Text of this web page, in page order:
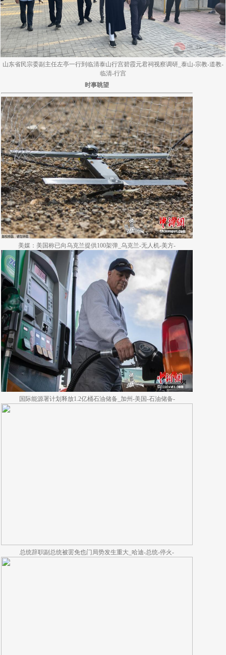
山东省民宗委副主任左亭一行到临清泰山行宫碧霞元君祠视察调研_泰山-宗教-道教-
临清-行宫
时事眺望
美媒：美国称已向乌克兰提供100架弹_乌克兰-无人机-美方-
国际能源署计划释放1.2亿桶石油储备_加州-美国-石油储备-
总统辞职副总统被罢免也门局势发生重大_哈迪-总统-停火-